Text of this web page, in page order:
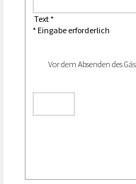
Text *
* Eingabe erforderlich
Vor dem Absenden des